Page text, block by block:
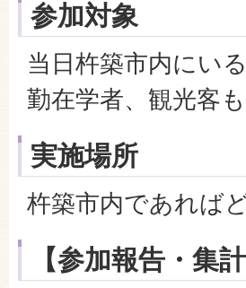
参加対象
当日杵築市内にい
勤在学者、観光客も
実施場所
杵築市内であれば
【参加報告・集計